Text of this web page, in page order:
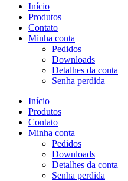
Início
Produtos
Contato
Minha conta
Pedidos
Downloads
Detalhes da conta
Senha perdida
Início
Produtos
Contato
Minha conta
Pedidos
Downloads
Detalhes da conta
Senha perdida